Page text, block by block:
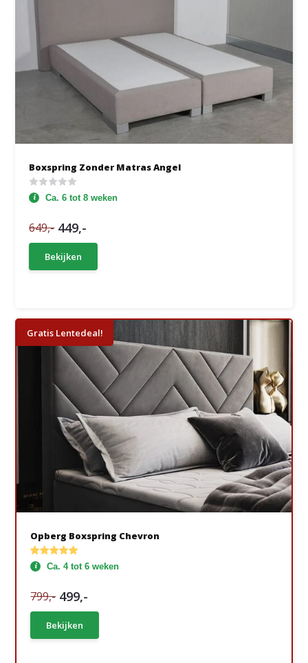
Boxspring Zonder Matras Angel
Ca. 6 tot 8 weken
649,- 449,-
Bekijken
Gratis Lentedeal!
Opberg Boxspring Chevron
Ca. 4 tot 6 weken
799,- 499,-
Bekijken